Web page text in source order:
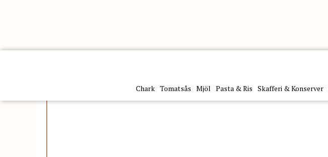
Chark Tomatsås Mjöl Pasta & Ris Skafferi & Konserver